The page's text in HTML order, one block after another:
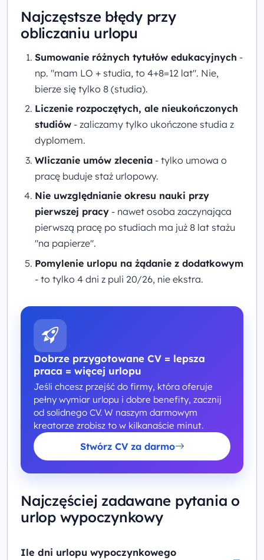
Najczęstsze błędy przy
obliczaniu urlopu
Sumowanie różnych tytułów edukacyjnych -
np. "mam LO + studia, to 4+8=12 lat". Nie,
bierze się tylko 8 (studia).
Liczenie rozpoczętych, ale nieukończonych
studiów - zaliczamy tylko ukończone studia z
dyplomem.
Wliczanie umów zlecenia - tylko umowa o
pracę buduje staż urlopowy.
Nie uwzględnianie okresu nauki przy
pierwszej pracy - nawet osoba zaczynająca
pierwszą pracę po studiach ma już 8 lat stażu
"na papierze".
Pomylenie urlopu na żądanie z dodatkowym
- to tylko 4 dni z puli 20/26, nie ekstra.
Dobrze przygotowane CV = lepsza
praca = więcej urlopu
Jeśli chcesz przejść do firmy, która oferuje
pełny wymiar urlopu i dobre benefity, zacznij
od solidnego CV. W naszym darmowym
kreatorze zrobisz to w kilkanaście minut.
Stwórz CV za darmo
Najczęściej zadawane pytania o
urlop wypoczynkowy
Ile dni urlopu wypoczynkowego